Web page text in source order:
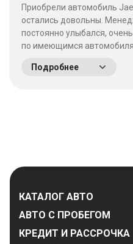
Приобрели автомобиль
остались довольны.
постоянно улыбался,
по имеющимся
пожалели что приехали
Подробнее
КАТАЛОГ АВТО
АВТО С ПРОБЕГОМ
КРЕДИТ И РАССРОЧКА